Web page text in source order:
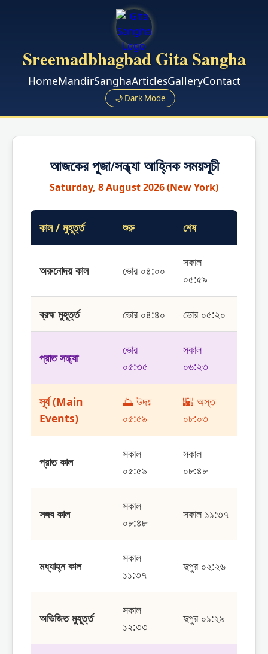
Sreemadbhagbad Gita Sangha
HomeMandirSanghaArticlesGalleryContact
🌙 Dark Mode
আজকের পূজা/সন্ধ্যা আহ্নিক সময়সূচী
Saturday, 8 August 2026 (New York)
কাল / মুহূর্ত্ত শুরু শেষ
অরুনোদয় কাল ভোর ০৪:০০
সকাল
০৫:৫৯
ব্রহ্ম মুহূর্ত্ত ভোর ০৪:৪০ ভোর ০৫:২০
প্রাত সন্ধ্যা
ভোর
০৫:৩৫
সকাল
০৬:২৩
সূর্য (Main
Events)
🌅 উদয়
০৫:৫৯
🌇 অস্ত
০৮:০৩
প্রাত কাল
সকাল
০৫:৫৯
সকাল
০৮:৪৮
সঙ্গব কাল
সকাল
০৮:৪৮
সকাল ১১:৩৭
মধ্যাহ্ন কাল
সকাল
১১:৩৭
দুপুর ০২:২৬
অভিজিত মুহূর্ত্ত
সকাল
১২:৩৩
দুপুর ০১:২৯